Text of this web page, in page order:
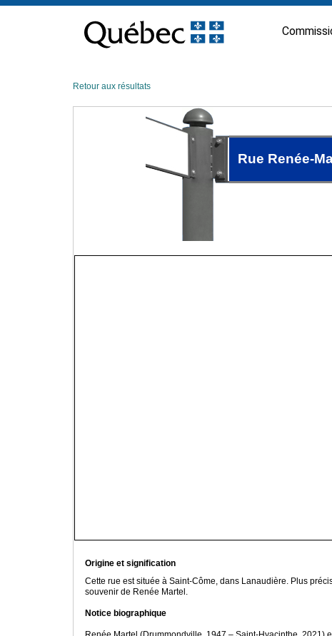
contenu
Retour aux résultats
Rue Renée-
Origine et signification
Cette rue est située à Saint-Côme, dans Lanaudière. Plus
souvenir de Renée Martel.
Notice biographique